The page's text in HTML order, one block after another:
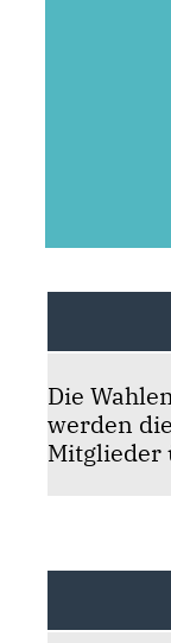
Die
werden
Mitglieder